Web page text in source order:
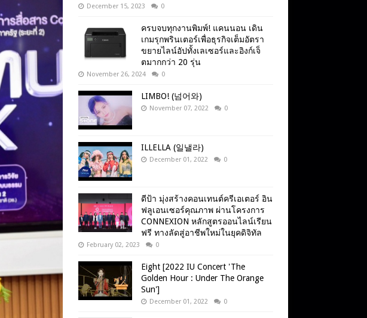
December 15, 2023 0
ครบจบทุกงานพิมพ์! แคนนอน เดิน
เกมรุกพรินเตอร์เพื่อธุรกิจเต็มอัตรา
ขยายไลน์อัปทั้งเลเซอร์และอิงก์เจ็
ตมากกว่า 20 รุ่น
November 26, 2024 0
LIMBO! (넘어와)
November 07, 2022 0
ILLELLA (일낼라)
December 01, 2022 0
ดีป้า มุ่งสร้างคอนเทนต์ครีเอเตอร์ อิน
ฟลูเอนเซอร์คุณภาพ ผ่านโครงการ
CONNEXION หลักสูตรออนไลน์เรียน
ฟรี ทางลัดสู่อาชีพใหม่ในยุคดิจิทัล
February 02, 2023 0
Eight [2022 IU Concert 'The
Golden Hour : Under The Orange
Sun']
December 01, 2022 0